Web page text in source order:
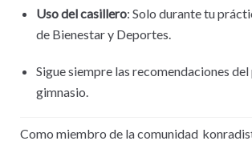
Uso del casillero: Solo durante tu
de Bienestar y Deportes.
Sigue siempre las recomendaciones
gimnasio.
Como miembro de la comunidad